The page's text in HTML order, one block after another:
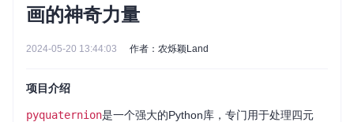
画的神奇力量
2024-05-20 13:44:03 作者：农烁颖Land
项目介绍
pyquaternion是一个强大的Python库，专门用于处理四元